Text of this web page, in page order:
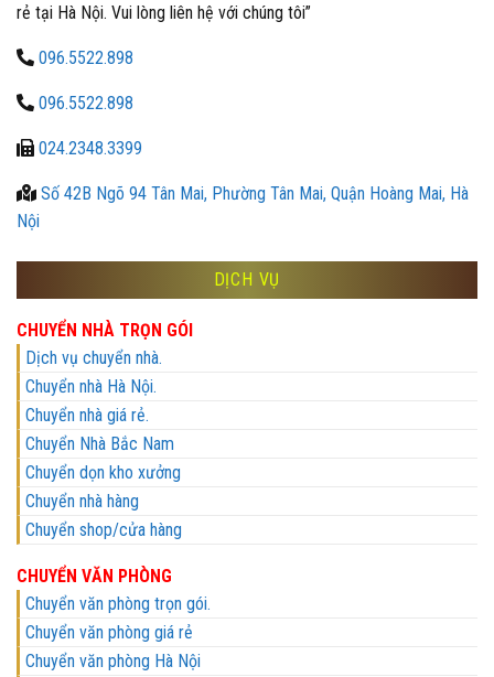
rẻ tại Hà Nội. Vui lòng liên hệ với chúng tôi”
096.5522.898
096.5522.898
024.2348.3399
Số 42B Ngõ 94 Tân Mai, Phường Tân Mai, Quận Hoàng Mai, Hà
Nội
DỊCH VỤ
CHUYỂN NHÀ TRỌN GÓI
Dịch vụ chuyển nhà.
Chuyển nhà Hà Nội.
Chuyển nhà giá rẻ.
Chuyển Nhà Bắc Nam
Chuyển dọn kho xưởng
Chuyển nhà hàng
Chuyển shop/cửa hàng
CHUYỂN VĂN PHÒNG
Chuyển văn phòng trọn gói.
Chuyển văn phòng giá rẻ
Chuyển văn phòng Hà Nội